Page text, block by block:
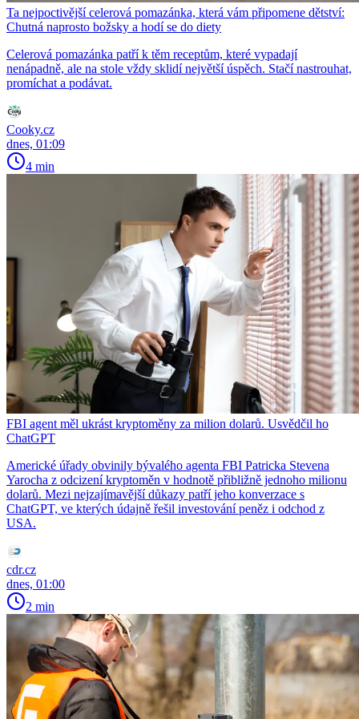
Ta nejpoctivější celerová pomazánka, která vám připomene dětství:
Chutná naprosto božsky a hodí se do diety
Celerová pomazánka patří k těm receptům, které vypadají
nenápadně, ale na stole vždy sklidí největší úspěch. Stačí nastrouhat,
promíchat a podávat.
Cooky.cz
dnes, 01:09
4 min
FBI agent měl ukrást kryptoměny za milion dolarů. Usvědčil ho
ChatGPT
Americké úřady obvinily bývalého agenta FBI Patricka Stevena
Yarocha z odcizení kryptoměn v hodnotě přibližně jednoho milionu
dolarů. Mezi nejzajímavější důkazy patří jeho konverzace s
ChatGPT, ve kterých údajně řešil investování peněz i odchod z
USA.
cdr.cz
dnes, 01:00
2 min